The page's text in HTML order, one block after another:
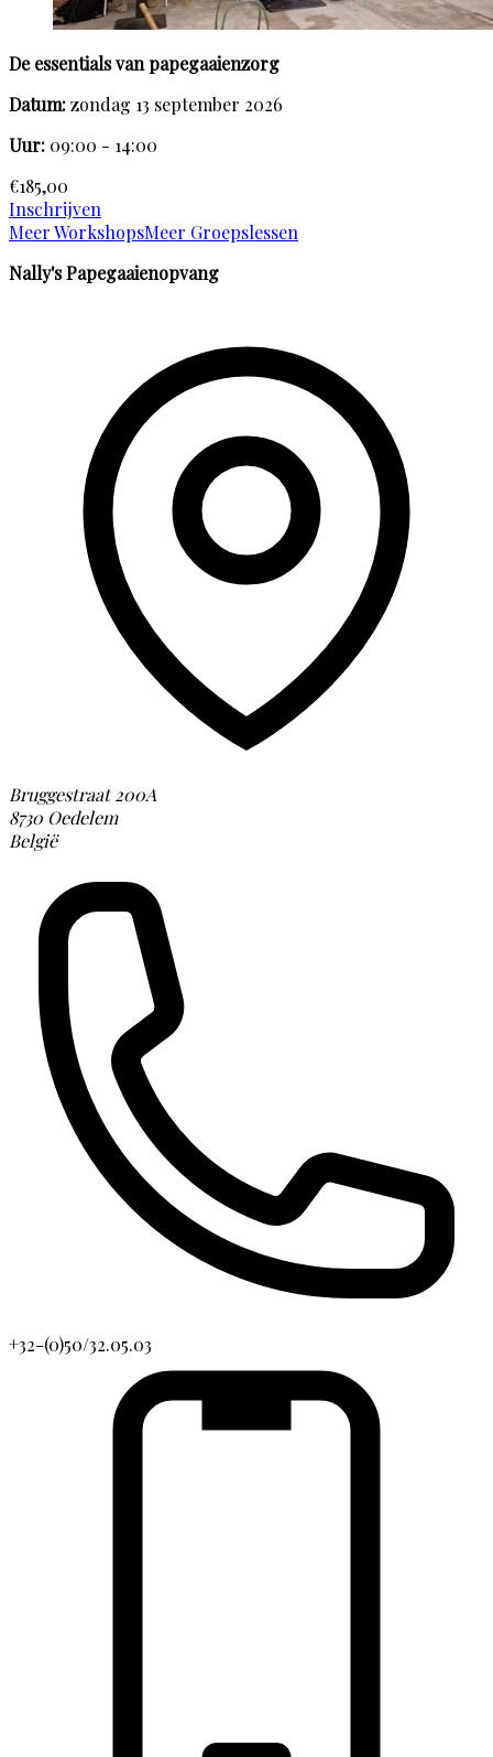
De essentials van papegaaienzorg
Datum:zondag 13 september 2026
Uur: 09:00 - 14:00
€185,00
Inschrijven
Meer WorkshopsMeer Groepslessen
Nally's Papegaaienopvang
Bruggestraat 200A
8730 Oedelem
België
+32-(0)50/32.05.03